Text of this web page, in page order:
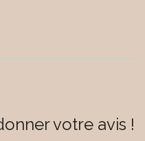
votre avis !